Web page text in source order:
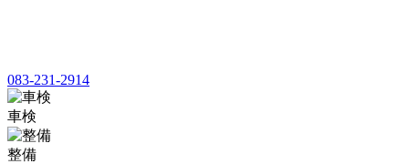
083-231-2914
車検
整備